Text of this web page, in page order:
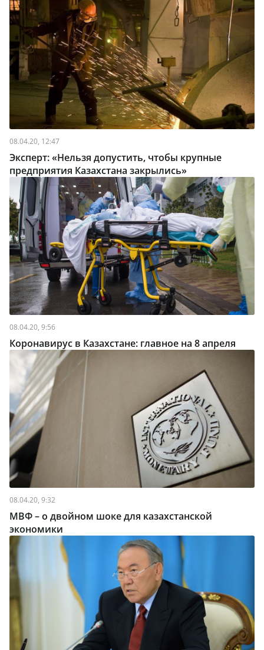
08.04.20, 12:47
Эксперт: «Нельзя допустить, чтобы крупные
предприятия Казахстана закрылись»
08.04.20, 9:56
Коронавирус в Казахстане: главное на 8 апреля
08.04.20, 9:32
МВФ – о двойном шоке для казахстанской
экономики